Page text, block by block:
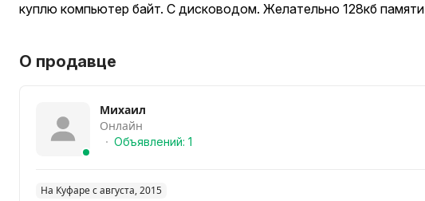
куплю компьютер байт. С дисководом. Желательно 128кб памяти
О продавце
Михаил
Онлайн
Объявлений: 1
На Куфаре с августа, 2015